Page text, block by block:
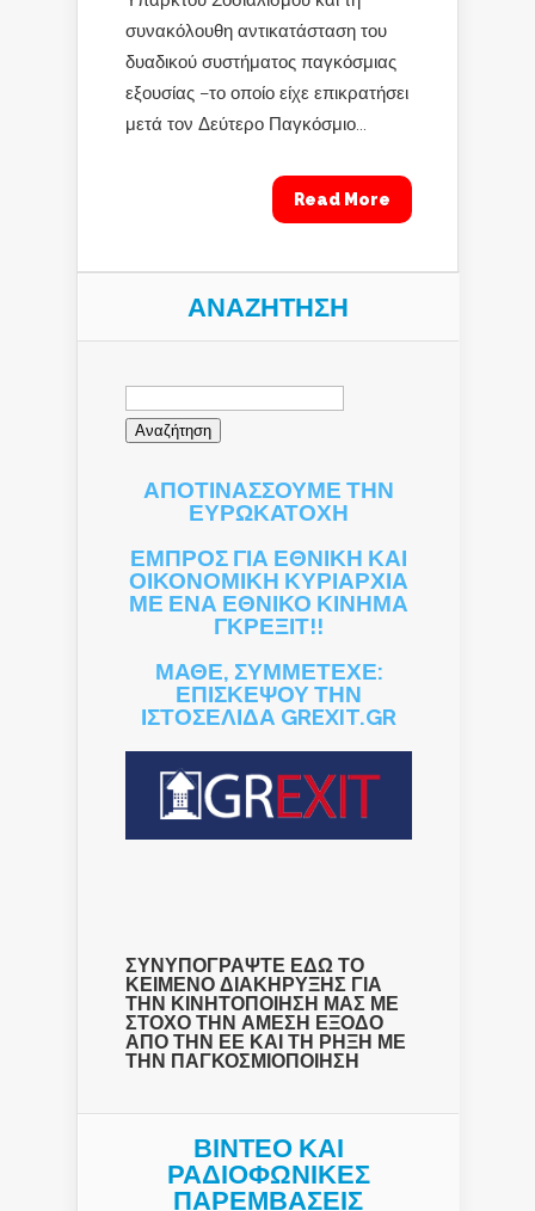
συνακόλουθη αντικατάσταση του
δυαδικού συστήματος παγκόσμιας
εξουσίας –το οποίο είχε επικρατήσει
μετά τον Δεύτερο Παγκόσμιο...
Read More
ΑΝΑΖΉΤΗΣΗ
Αναζήτηση
ΑΠΟΤΙΝΑΣΣΟΥΜΕ ΤΗΝ
ΕΥΡΩΚΑΤΟΧΗ
ΕΜΠΡΟΣ ΓΙΑ ΕΘΝΙΚΗ ΚΑΙ
ΟΙΚΟΝΟΜΙΚΗ ΚΥΡΙΑΡΧΙΑ
ΜΕ ΕΝΑ ΕΘΝΙΚΟ ΚΙΝΗΜΑ
ΓΚΡΕΞΙΤ!!
ΜΑΘΕ, ΣΥΜΜΕΤΕΧΕ:
ΕΠΙΣΚΕΨΟΥ ΤΗΝ
ΙΣΤΟΣΕΛΙΔΑ GREXIT.GR
ΣΥΝΥΠΟΓΡΑΨΤΕ ΕΔΩ ΤΟ
ΚΕΙΜΕΝΟ ΔΙΑΚΗΡΥΞΗΣ ΓΙΑ
ΤΗΝ ΚΙΝΗΤΟΠΟΙΗΣΗ ΜΑΣ ΜΕ
ΣΤΟΧΟ ΤΗΝ ΑΜΕΣΗ ΕΞΟΔΟ
ΑΠΟ ΤΗΝ ΕΕ ΚΑΙ ΤΗ ΡΗΞΗ ΜΕ
ΤΗΝ ΠΑΓΚΟΣΜΙΟΠΟΙΗΣΗ
ΒΙΝΤΕΟ ΚΑΙ
ΡΑΔΙΟΦΩΝΙΚΕΣ
ΠΑΡΕΜΒΑΣΕΙΣ